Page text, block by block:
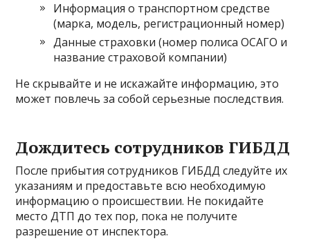
Информация о транспортном средстве
(марка, модель, регистрационный номер)
Данные страховки (номер полиса ОСАГО и
название страховой компании)
Не скрывайте и не искажайте информацию, это
может повлечь за собой серьезные последствия.
Дождитесь сотрудников ГИБДД
После прибытия сотрудников ГИБДД следуйте их
указаниям и предоставьте всю необходимую
информацию о происшествии. Не покидайте
место ДТП до тех пор, пока не получите
разрешение от инспектора.